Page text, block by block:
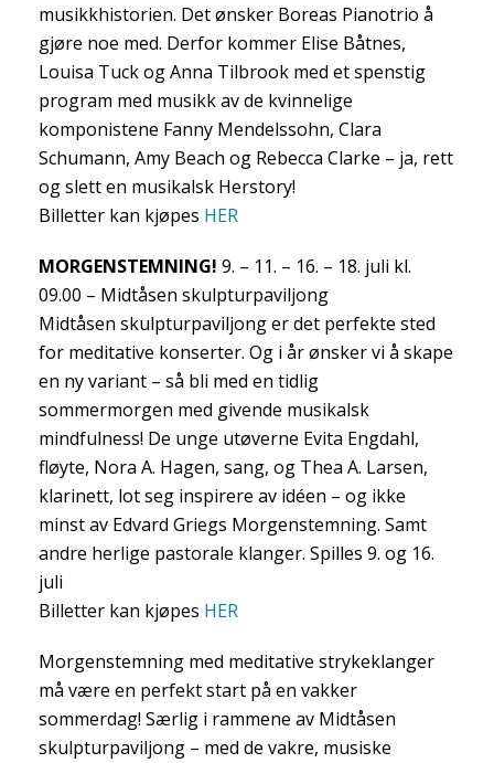
musikkhistorien. Det ønsker Boreas Pianotrio å
gjøre noe med. Derfor kommer Elise Båtnes,
Louisa Tuck og Anna Tilbrook med et spenstig
program med musikk av de kvinnelige
komponistene Fanny Mendelssohn, Clara
Schumann, Amy Beach og Rebecca Clarke – ja, rett
og slett en musikalsk Herstory!
Billetter kan kjøpes HER
MORGENSTEMNING! 9. – 11. – 16. – 18. juli kl.
09.00 – Midtåsen skulpturpaviljong
Midtåsen skulpturpaviljong er det perfekte sted
for meditative konserter. Og i år ønsker vi å skape
en ny variant – så bli med en tidlig
sommermorgen med givende musikalsk
mindfulness! De unge utøverne Evita Engdahl,
fløyte, Nora A. Hagen, sang, og Thea A. Larsen,
klarinett, lot seg inspirere av idéen – og ikke
minst av Edvard Griegs Morgenstemning. Samt
andre herlige pastorale klanger. Spilles 9. og 16.
juli
Billetter kan kjøpes HER
Morgenstemning med meditative strykeklanger
må være en perfekt start på en vakker
sommerdag! Særlig i rammene av Midtåsen
skulpturpaviljong – med de vakre, musiske